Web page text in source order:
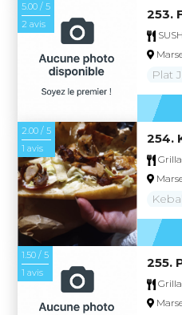
5.00 / 5
2 avis
253.
Plat
2.00 / 5
1 avis
254.
1.50 / 5
1 avis
255.